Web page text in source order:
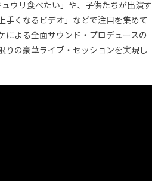
ウリ食べたい」や、子供たちが出演す
手くなるビデオ」などで注目を集めて
による全面サウンド・プロデュースの
りの豪華ライブ・セッションを実現し